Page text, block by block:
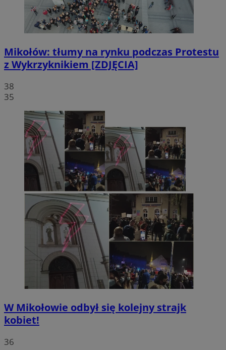
Mikołów: tłumy na rynku podczas Protestu
z Wykrzyknikiem [ZDJĘCIA]
38
35
W Mikołowie odbył się kolejny strajk
kobiet!
36